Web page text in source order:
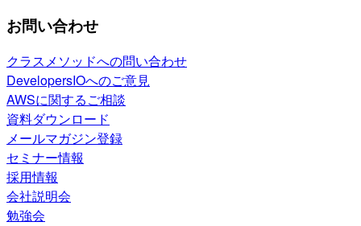
お問い合わせ
クラスメソッドへの問い合わせ
DevelopersIOへのご意見
AWSに関するご相談
資料ダウンロード
メールマガジン登録
セミナー情報
採用情報
会社説明会
勉強会